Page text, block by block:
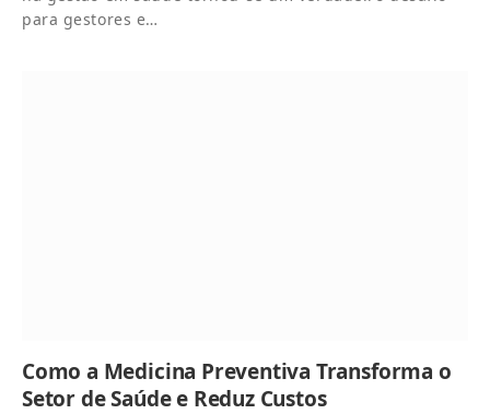
para gestores e…
Como a Medicina Preventiva Transforma o
Setor de Saúde e Reduz Custos